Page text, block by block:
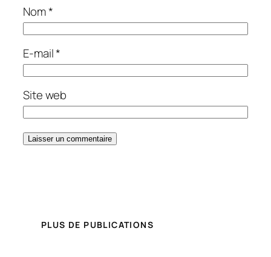
Nom*
E-mail*
Site web
PLUS DE PUBLICATIONS